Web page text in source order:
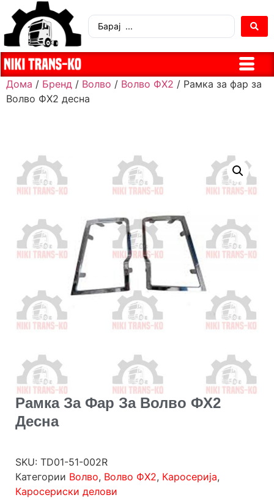
Дома / Бренд / Волво / Волво ФХ2 / Рамка за фар за
Волво ФХ2 десна
Рамка За Фар За Волво ФХ2
Десна
SKU: TD01-51-002R
Категории Волво, Волво ФХ2, Каросерија,
Каросериски делови